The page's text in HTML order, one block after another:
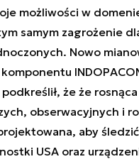
możliwości w
samym zagrożenie
Nowo
że że
obserwacyjnych i
aby
USA oraz